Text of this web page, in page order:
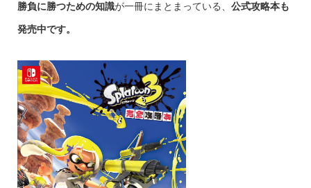
勝負に勝つための知識が一冊にまとまっている、 公式攻略本も
発売中です。